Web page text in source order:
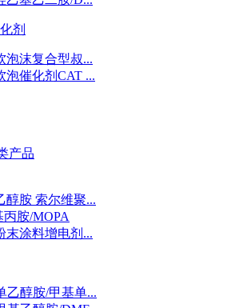
剂
泡沫复合型叔...
泡催化剂CAT ...
产品
醇胺 索尔维聚...
丙胺/MOPA
末涂料增电剂...
乙醇胺/甲基单...